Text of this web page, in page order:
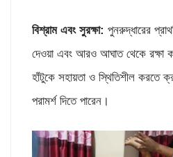
বিশ্রাম এবং সুরক্ষা: পুনরুদ্ধারের
দেওয়া এবং আরও আঘাত থেকে রক্ষা
হাঁটুকে সহায়তা ও স্থিতিশীল করতে
পরামর্শ দিতে পারেন।